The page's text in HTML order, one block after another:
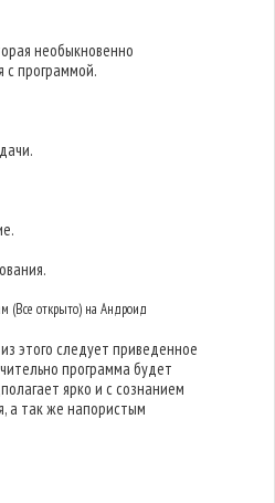
необыкновенно
с программой.
(Все открыто) на Андроид
этого следует приведенное
программа будет
ярко и с сознанием
а так же напористым